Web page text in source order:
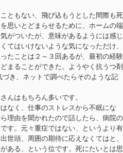
ともない、飛び込もうとした間際も死
思いとどまらせるために、ホームの端
がついたが、意味があるようには感じ
てはいけないような気になっただけ、
たことは２～３回あるが、最初の経験
まることができた。ようやく抗うつ剤
づき、ネットで調べたらそのような記
んはもちろん多いです。
なく、仕事のストレスから不眠にな
理由を聞かれたので話したら、病院の
す。元々重症ではない、というより有
世頭、周囲の期待に応えなくてはと、
ある、という位です。死にたいとは思